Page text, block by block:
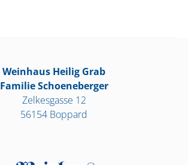
Weinhaus Heilig Grab
Familie Schoeneberger
Zelkesgasse 12
56154 Boppard